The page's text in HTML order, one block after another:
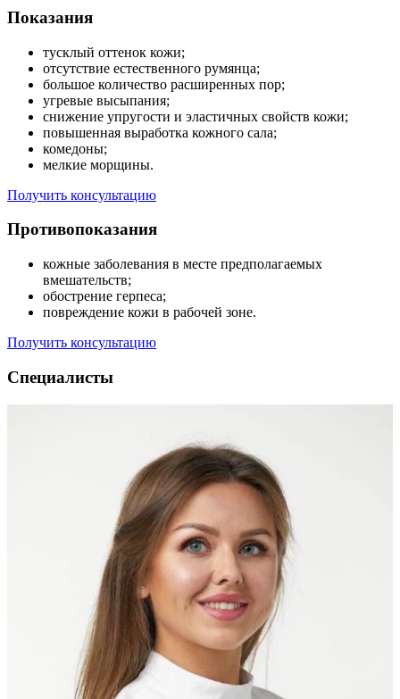
Показания
тусклый оттенок кожи;
отсутствие естественного румянца;
большое количество расширенных пор;
угревые высыпания;
снижение упругости и эластичных свойств кожи;
повышенная выработка кожного сала;
комедоны;
мелкие морщины.
Получить консультацию
Противопоказания
кожные заболевания в месте предполагаемых
вмешательств;
обострение герпеса;
повреждение кожи в рабочей зоне.
Получить консультацию
Специалисты